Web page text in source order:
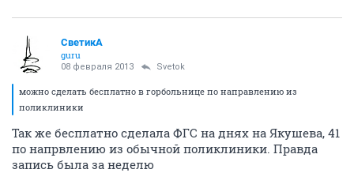
СветикА
guru
08 февраля 2013 Svetok
можно сделать бесплатно в горбольнице по направлению из
поликлиники
Так же бесплатно сделала ФГС на днях на Якушева, 41
по напрвлению из обычной поликлиники. Правда
запись была за неделю